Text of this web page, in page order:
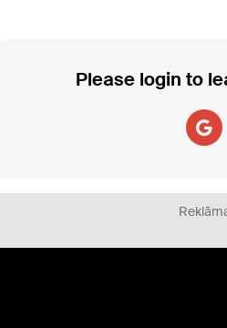
Please login to